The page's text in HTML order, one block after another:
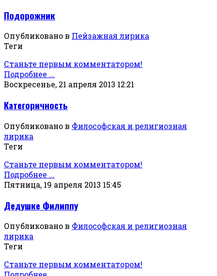
Подорожник
Опубликовано в Пейзажная лирика
Теги
Станьте первым комментатором!
Подробнее ...
Воскресенье, 21 апреля 2013 12:21
Категоричность
Опубликовано в Философская и религиозная
лирика
Теги
Станьте первым комментатором!
Подробнее ...
Пятница, 19 апреля 2013 15:45
Дедушке Филиппу
Опубликовано в Философская и религиозная
лирика
Теги
Станьте первым комментатором!